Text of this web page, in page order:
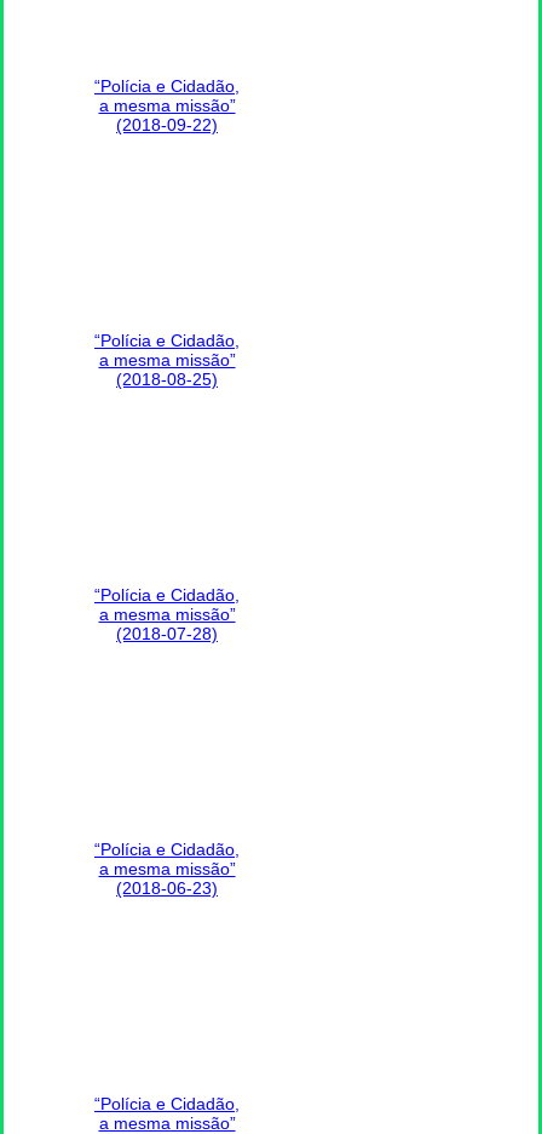
“Polícia e Cidadão,
a mesma missão”
(2018-09-22)
“Polícia e Cidadão,
a mesma missão”
(2018-08-25)
“Polícia e Cidadão,
a mesma missão”
(2018-07-28)
“Polícia e Cidadão,
a mesma missão”
(2018-06-23)
“Polícia e Cidadão,
a mesma missão”